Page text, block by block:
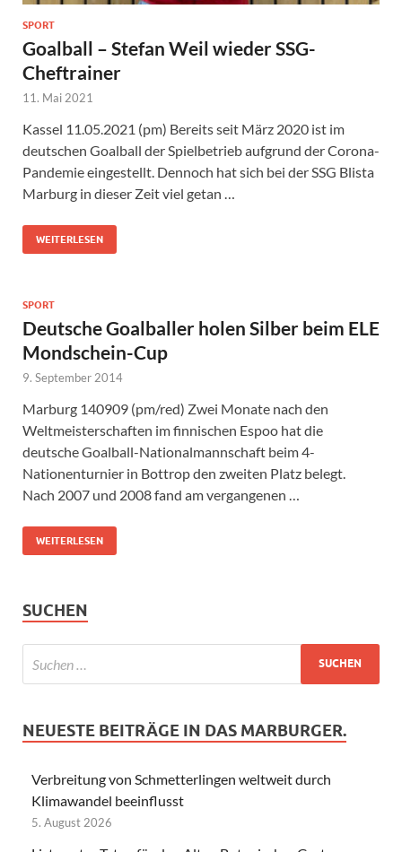
SPORT
Goalball – Stefan Weil wieder SSG-
Cheftrainer
11. Mai 2021
Kassel 11.05.2021 (pm) Bereits seit März 2020 ist im
deutschen Goalball der Spielbetrieb aufgrund der Corona-
Pandemie eingestellt. Dennoch hat sich bei der SSG Blista
Marburg in dieser Zeit viel getan …
WEITERLESEN
SPORT
Deutsche Goalballer holen Silber beim ELE
Mondschein-Cup
9. September 2014
Marburg 140909 (pm/red) Zwei Monate nach den
Weltmeisterschaften im finnischen Espoo hat die
deutsche Goalball-Nationalmannschaft beim 4-
Nationenturnier in Bottrop den zweiten Platz belegt.
Nach 2007 und 2008 fand am vergangenen …
WEITERLESEN
SUCHEN
NEUESTE BEITRÄGE IN DAS MARBURGER.
Verbreitung von Schmetterlingen weltweit durch
Klimawandel beeinflusst
5. August 2026